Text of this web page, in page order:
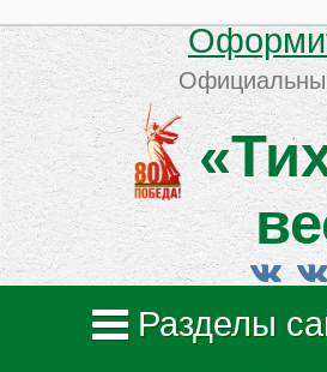
Разделы